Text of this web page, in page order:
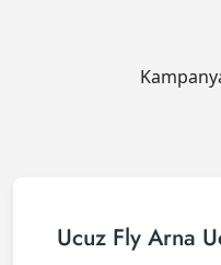
Ucuz Fly Arna